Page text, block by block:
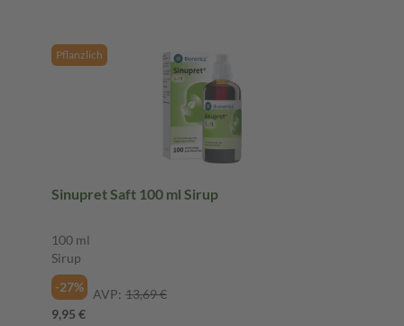
Pflanzlich
Sinupret Saft 100 ml Sirup
100 ml
Sirup
-27%
AVP: 13,69 €
9,95 €